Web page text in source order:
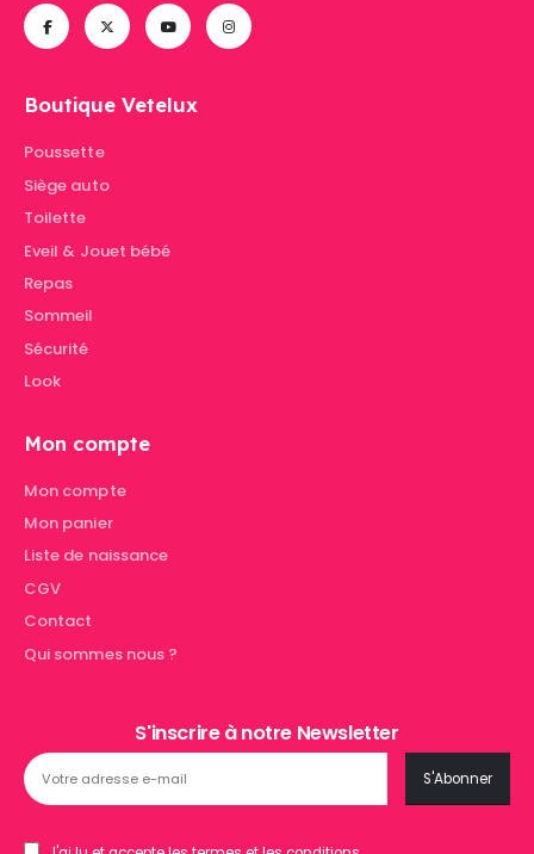
Boutique Vetelux
Poussette
Siège auto
Toilette
Eveil & Jouet bébé
Repas
Sommeil
Sécurité
Look
Mon compte
Mon compte
Mon panier
Liste de naissance
CGV
Contact
Qui sommes nous ?
S'inscrire à notre Newsletter